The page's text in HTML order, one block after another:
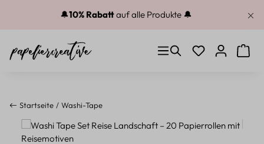
Zum Hauptinhalt springen
🔔10% Rabattauf alle Produkte 🔔
Du hast 0
Startseite Washi-Tape
Bildergalerie überspringen